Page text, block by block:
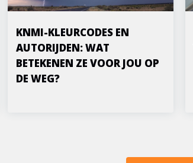
KNMI-KLEURCODES EN
AUTORIJDEN: WAT
BETEKENEN ZE VOOR JOU OP
DE WEG?